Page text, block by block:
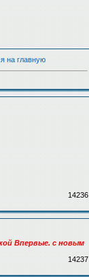
на главную
14236
Впервые. с новым
14237